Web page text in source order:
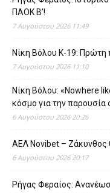
ΠΑΟΚ Β’!
7 Αυγούστου 2026 11:49
Νίκη Βόλου Κ-19: Πρώτη
7 Αυγούστου 2026 11:10
Νίκη Βόλου: «Nowhere
κόσμο για την παρουσία
6 Αυγούστου 2026 20:26
ΑΕΛ Novibet – Ζάκυνθος
6 Αυγούστου 2026 20:17
Ρήγας Φεραίος: